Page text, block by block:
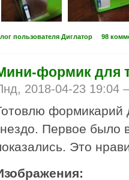
пользователя Диглатор 98
формик для
2018-04-23
формикарий
Первое было
Это